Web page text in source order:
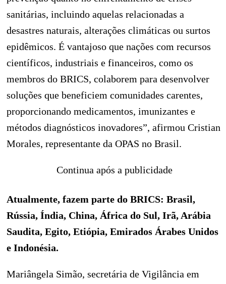
sanitárias, incluindo aquelas relacionadas a
desastres naturais, alterações climáticas ou surtos
epidêmicos. É vantajoso que nações com recursos
científicos, industriais e financeiros, como os
membros do BRICS, colaborem para desenvolver
soluções que beneficiem comunidades carentes,
proporcionando medicamentos, imunizantes e
métodos diagnósticos inovadores”, afirmou Cristian
Morales, representante da OPAS no Brasil.
Continua após a publicidade
Atualmente, fazem parte do BRICS: Brasil,
Rússia, Índia, China, África do Sul, Irã, Arábia
Saudita, Egito, Etiópia, Emirados Árabes Unidos
e Indonésia.
Mariângela Simão, secretária de Vigilância em